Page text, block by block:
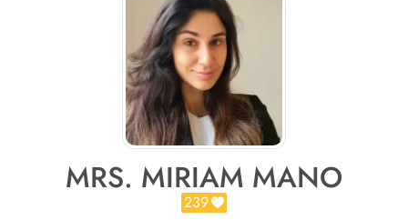
MRS. MIRIAM MANO
239